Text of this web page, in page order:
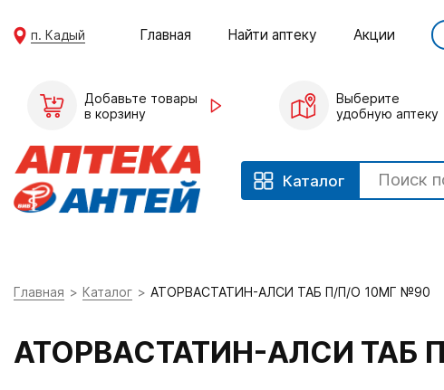
п. Кадый Главная Найти аптеку Акции
Добавьте товары
в корзину
Выберите
удобную аптеку
Каталог
Главная Каталог АТОРВАСТАТИН-АЛСИ ТАБ П/П/О 10МГ №90
АТОРВАСТАТИН-АЛСИ ТАБ